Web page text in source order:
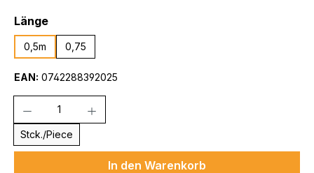
Längeauswählen
0,5m 0,75
EAN: 0742288392025
Stck./Piece
In den Warenkorb